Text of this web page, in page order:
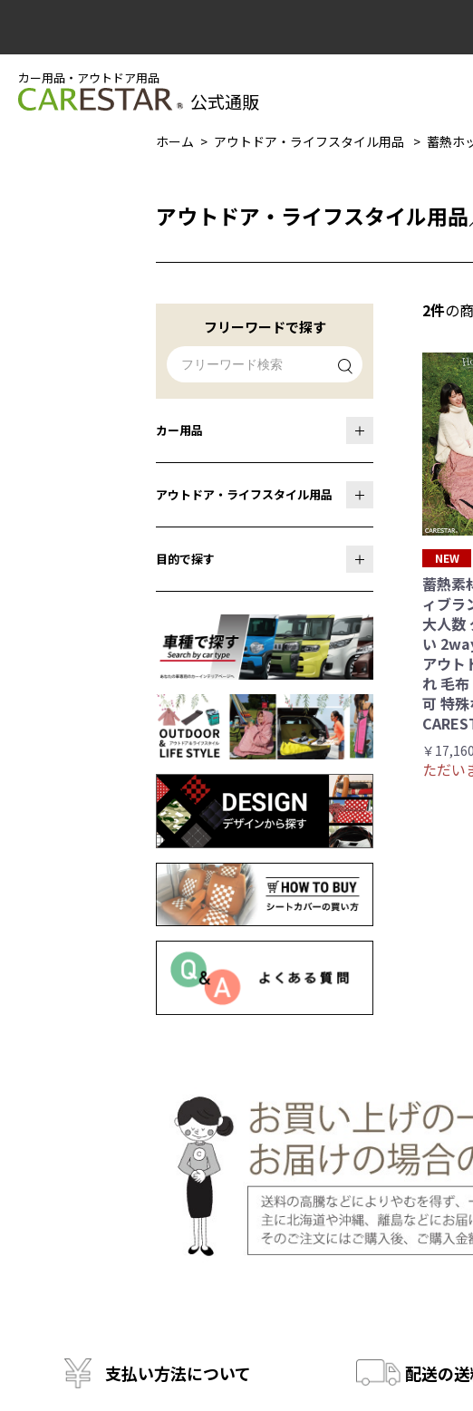
カー用品・アウトドア用品
公式通販
ホーム アウトドア・ライフスタイル用品 蓄熱ホ
アウトドア・ライフスタイル用品
フリーワードで探す
カー用品
アウトドア・ライフスタイル用品
目的で探す
2件の
NEW
蓄熱素
ィブラ
大人数
い
アウト
れ 毛
可 特
￥
ただい
支払い方法について 配送の